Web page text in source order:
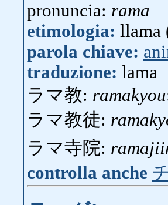
pronuncia: rama
etimologia: llama
parola chiave:
traduzione: lama
ラマ教: ramakyou
ラマ教徒:
ラマ寺院:
controlla anche